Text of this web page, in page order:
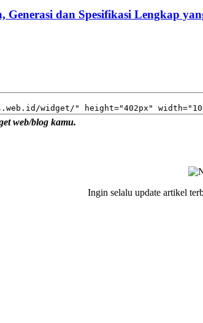
dan Spesifikasi Lengkap
web/blog kamu.
Ingin selalu update artikel